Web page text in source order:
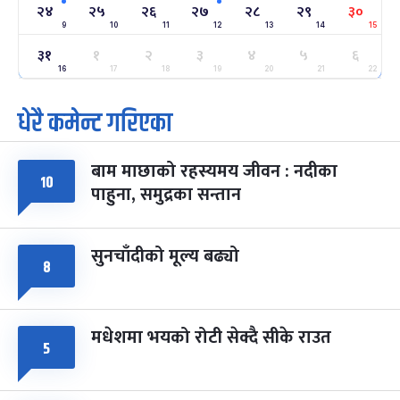
सोम फाल्गुन २४, २०८३- Mar 8, 2027
२५
मंगल
ग्याल्पो ल्होसार
फाल्गुन २५, २०८३ Mar 9, 2027
७ महिना बाँकी
७
आइत
पूर्णिमा व्रत
चैत्र ७, २०८३-Mar 21, 2027
८ फागुपूर्णिमा
चैत्र ८, २०८३-Mar 22, 2027
७ महिना बाँकी
२४
9
२५
10
२६
11
२७
12
२८
13
२९
14
३०
15
३१
16
१
17
२
18
३
19
४
20
५
21
६
22
धेरै कमेन्ट गरिएका
१० बाम माछाको रहस्यमय जीवन : नदीका
पाहुना, समुद्रका सन्तान
८ सुनचाँदीको मूल्य बढ्यो
५ मधेशमा भयको रोटी सेक्दै सीके राउत